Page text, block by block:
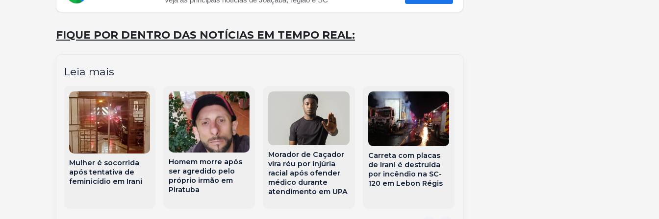
FIQUE POR DENTRO DAS NOTÍCIAS EM TEMPO REAL:
Leia mais
Mulher é socorrida
após tentativa de
feminicídio em Irani
Homem morre após
ser agredido pelo
próprio irmão em
Piratuba
Morador de Caçador
vira réu por injúria
racial após ofender
médico durante
atendimento em UPA
Carreta com placas
de Irani é destruída
por incêndio na SC-
120 em Lebon Régis